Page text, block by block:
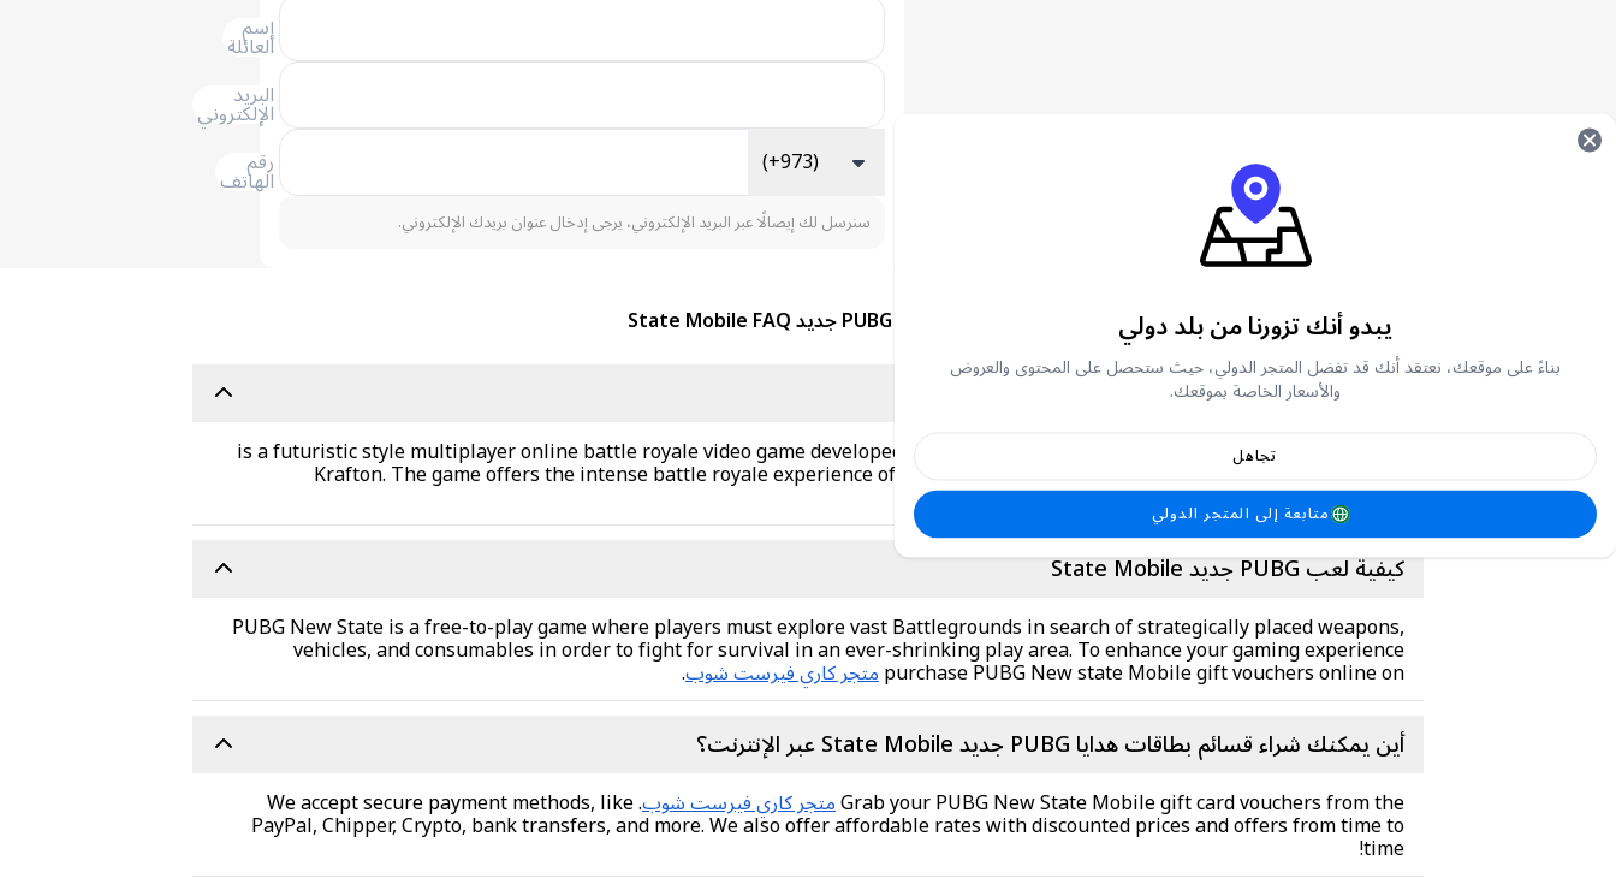
إسم
العائلة
البريد
الإلكتروني
رقم
الهاتف (+973)
سنرسل لك إيصالًا عبر البريد الإلكتروني، يرجى إدخال عنوان بريدك الإلكتروني.
ببجي نيو ستيت موبايل is a futuristic style multiplayer online battle royale video game developed by PUBG Studios and published by
Krafton. The game offers the intense battle royale experience of PUBG on mobile, new mode, new weapons, and exciting
collaborations await!.
كيفية لعب PUBG جديد State Mobile
PUBG New State is a free-to-play game where players must explore vast Battlegrounds in search of strategically placed weapons,
vehicles, and consumables in order to fight for survival in an ever-shrinking play area. To enhance your gaming experience
purchase PUBG New state Mobile gift vouchers online onمتجر كاري فيرست شوب.
أين يمكنك شراء قسائم بطاقات هدايا PUBG جديد State Mobile عبر الإنترنت؟
Grab your PUBG New State Mobile gift card vouchers from theمتجر كاري فيرست شوب . We accept secure payment methods, like
PayPal, Chipper, Crypto, bank transfers, and more. We also offer affordable rates with discounted prices and offers from time to
time!
يبدو أنك تزورنا من بلد دولي
بناءً على موقعك، نعتقد أنك قد تفضل المتجر الدولي، حيث ستحصل على المحتوى والعروض
والأسعار الخاصة بموقعك.
تجاهل
متابعة إلى المتجر الدولي